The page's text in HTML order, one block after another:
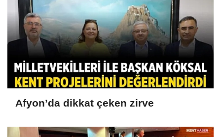
Afyon’da dikkat çeken zirve